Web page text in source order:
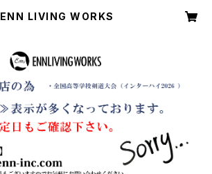
ENN LIVING WORKS